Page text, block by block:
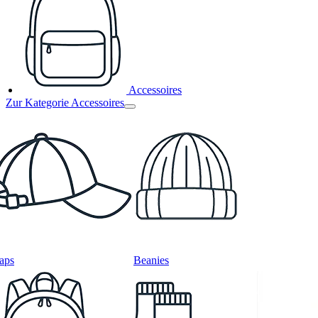
Accessoires
Zur Kategorie Accessoires
Beanies